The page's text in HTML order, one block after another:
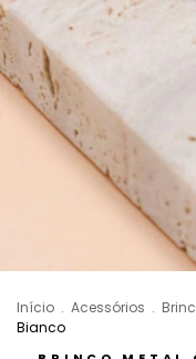
Início . Acessórios .
Bianco